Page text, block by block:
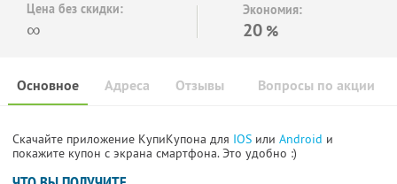
Цена без скидки:
∞
Экономия:
20 %
Основное Отзывы Вопросы по акции
Адреса
Скачайте приложение КупиКупона для IOS или Android и
покажите купон с экрана смартфона. Это удобно :)